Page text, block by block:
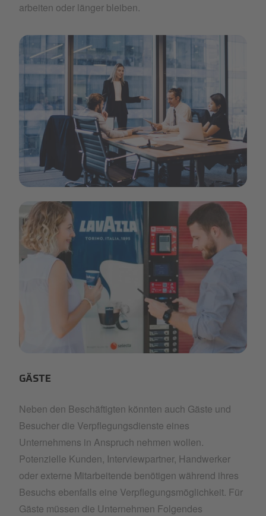
arbeiten oder länger bleiben.
GÄSTE
Neben den Beschäftigten könnten auch Gäste und
Besucher die Verpflegungsdienste eines
Unternehmens in Anspruch nehmen wollen.
Potenzielle Kunden, Interviewpartner, Handwerker
oder externe Mitarbeitende benötigen während ihres
Besuchs ebenfalls eine Verpflegungsmöglichkeit. Für
Gäste müssen die Unternehmen Folgendes